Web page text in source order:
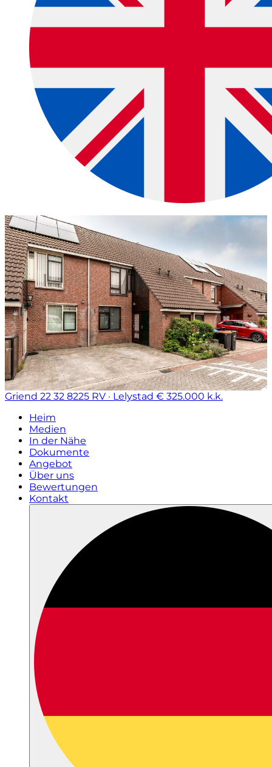
Griend 22 32 8225 RV · Lelystad € 325.000 k.k.
Heim
Medien
In der Nähe
Dokumente
Angebot
Über uns
Bewertungen
Kontakt